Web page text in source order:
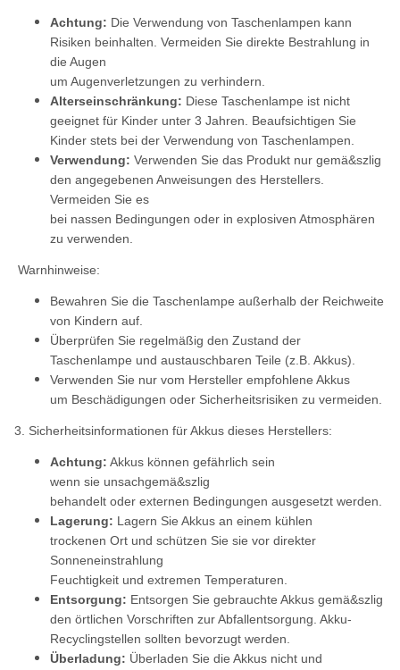
Achtung: Die Verwendung von Taschenlampen kann
Risiken beinhalten. Vermeiden Sie direkte Bestrahlung in
die Augen
um Augenverletzungen zu verhindern.
Alterseinschränkung: Diese Taschenlampe ist nicht
geeignet für Kinder unter 3 Jahren. Beaufsichtigen Sie
Kinder stets bei der Verwendung von Taschenlampen.
Verwendung: Verwenden Sie das Produkt nur gemä&szlig
den angegebenen Anweisungen des Herstellers.
Vermeiden Sie es
bei nassen Bedingungen oder in explosiven Atmosphären
zu verwenden.
Warnhinweise:
Bewahren Sie die Taschenlampe außerhalb der Reichweite
von Kindern auf.
Überprüfen Sie regelmäßig den Zustand der
Taschenlampe und austauschbaren Teile (z.B. Akkus).
Verwenden Sie nur vom Hersteller empfohlene Akkus
um Beschädigungen oder Sicherheitsrisiken zu vermeiden.
3. Sicherheitsinformationen für Akkus dieses Herstellers:
Achtung: Akkus können gefährlich sein
wenn sie unsachgemä&szlig
behandelt oder externen Bedingungen ausgesetzt werden.
Lagerung: Lagern Sie Akkus an einem kühlen
trockenen Ort und schützen Sie sie vor direkter
Sonneneinstrahlung
Feuchtigkeit und extremen Temperaturen.
Entsorgung: Entsorgen Sie gebrauchte Akkus gemä&szlig
den örtlichen Vorschriften zur Abfallentsorgung. Akku-
Recyclingstellen sollten bevorzugt werden.
Überladung: Überladen Sie die Akkus nicht und